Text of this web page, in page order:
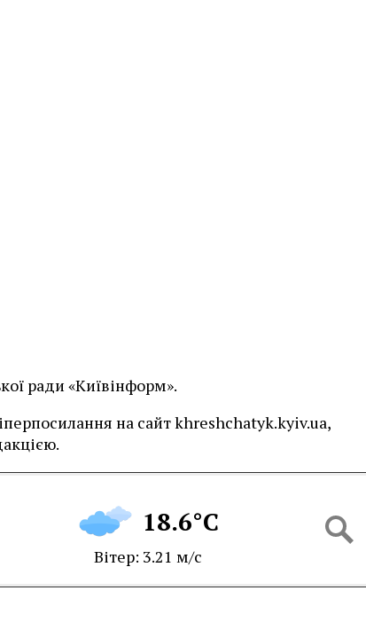
ради «Київінформ».
на сайт khreshchatyk.kyiv.ua,
18.6°C
Вітер: 3.21 м/с